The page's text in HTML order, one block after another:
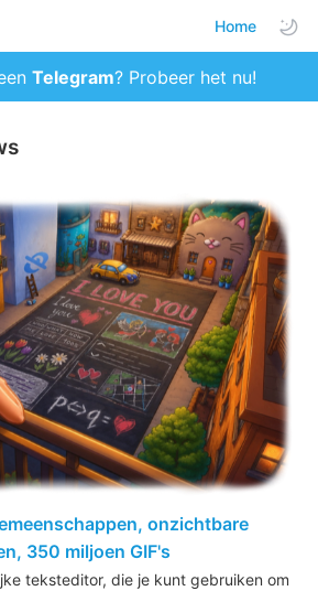
Home
Telegram? Probeer het nu!
onzichtbare
350 miljoen GIF's
teksteditor, die je kunt gebruiken om